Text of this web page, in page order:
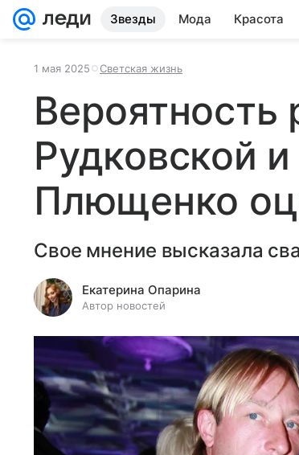
Звезды Мода Красота
1 мая 2025 Светская жизнь
Вероятность
Рудковской и
Плющенко
Свое мнение высказала
Екатерина Опарина
Автор новостей